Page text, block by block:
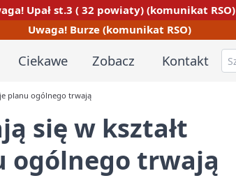
Upał st.3 ( 32 powiaty) (komunikat RSO)
Uwaga! Burze (komunikat RSO)
Ciekawe Zobacz Kontakt
planu ogólnego trwają
się w kształt
ogólnego trwają